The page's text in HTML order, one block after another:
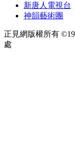
新唐人電視台
神韻藝術團
正見網版權所有
處